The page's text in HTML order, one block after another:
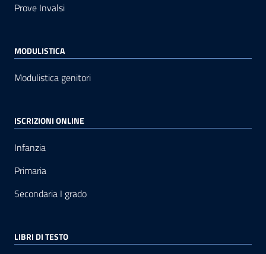
Prove Invalsi
MODULISTICA
Modulistica genitori
ISCRIZIONI ONLINE
Infanzia
Primaria
Secondaria I grado
LIBRI DI TESTO